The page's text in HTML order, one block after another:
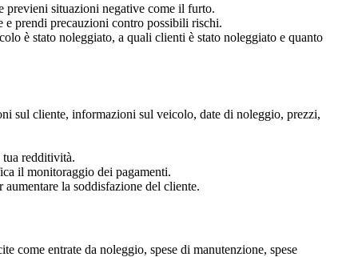
previeni situazioni negative come il furto.
prendi precauzioni contro possibili rischi.
è stato noleggiato, a quali clienti è stato noleggiato e quanto
sul cliente, informazioni sul veicolo, date di noleggio, prezzi,
tua redditività.
il monitoraggio dei pagamenti.
la soddisfazione del cliente.
come entrate da noleggio, spese di manutenzione, spese